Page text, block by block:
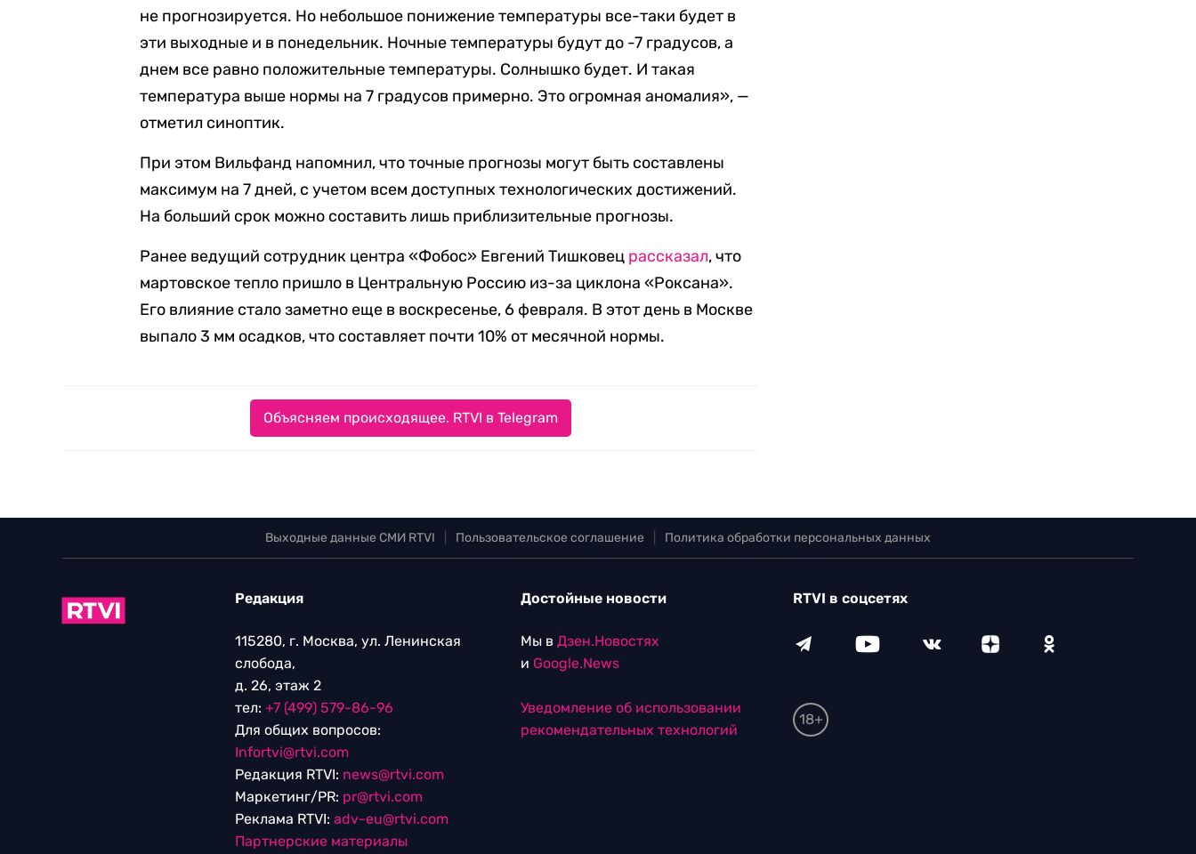
не прогнозируется. Но небольшое понижение температуры все-таки будет в
эти выходные и в понедельник. Ночные температуры будут до -7 градусов, а
днем все равно положительные температуры. Солнышко будет. И такая
температура выше нормы на 7 градусов примерно. Это огромная аномалия», —
отметил синоптик.
При этом Вильфанд напомнил, что точные прогнозы могут быть составлены
максимум на 7 дней, с учетом всем доступных технологических достижений.
На больший срок можно составить лишь приблизительные прогнозы.
Ранее ведущий сотрудник центра «Фобос» Евгений Тишковец рассказал, что
мартовское тепло пришло в Центральную Россию из-за циклона «Роксана».
Его влияние стало заметно еще в воскресенье, 6 февраля. В этот день в Москве
выпало 3 мм осадков, что составляет почти 10% от месячной нормы.
Объясняем происходящее. RTVI в Telegram
Выходные данные СМИ RTVI Пользовательское соглашение Политика обработки персональных данных
Редакция
115280, г. Москва, ул. Ленинская
слобода,
д. 26, этаж 2
тел: +7 (499) 579-86-96
Для общих вопросов:
Infortvi@rtvi.com
Редакция RTVI: news@rtvi.com
Маркетинг/PR: pr@rtvi.com
Реклама RTVI: adv-eu@rtvi.com
Партнерские материалы
Достойные новости
Мы в Дзен.Новостях
и Google.News
Уведомление об использовании
рекомендательных технологий
RTVI в соцсетях
18+